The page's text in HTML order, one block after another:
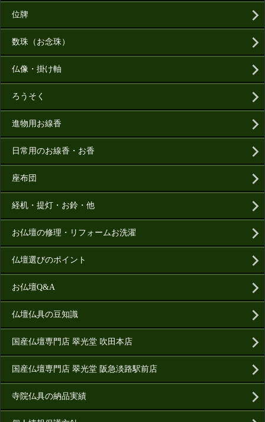
位牌
数珠（お念珠）
仏像・掛け軸
ろうそく
進物用お線香
日常用のお線香・お香
座布団
経机・提灯・お鈴・他
お仏壇の修理・リフォームお洗濯
仏壇選びのポイント
お仏壇Q&A
仏壇仏具の豆知識
国産仏壇専門店 翠光堂 吹田本店
国産仏壇専門店 翠光堂 阪急淡路駅前店
寺院仏具の納品実績